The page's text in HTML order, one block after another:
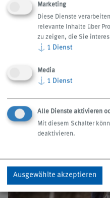
In meiner Freizeit bin ich
gerne mit dem Fahrrad.
Marketing
Diese Dienste
relevante Inhalte über
zu zeigen, die Sie
↓ 1 Dienst
Media
↓ 1 Dienst
Alle Dienste aktivieren
Mit diesem Schalter
deaktivieren.
Ausgewählte akzeptieren